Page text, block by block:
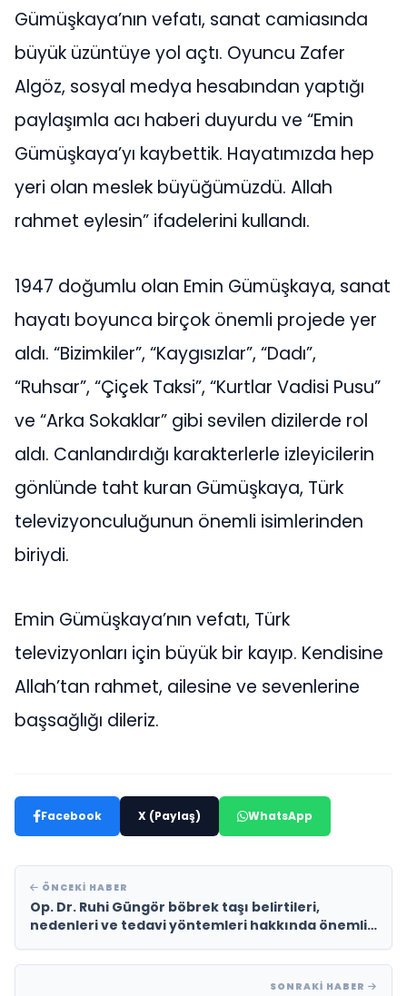
Gümüşkaya’nın vefatı, sanat camiasında
büyük üzüntüye yol açtı. Oyuncu Zafer
Algöz, sosyal medya hesabından yaptığı
paylaşımla acı haberi duyurdu ve “Emin
Gümüşkaya’yı kaybettik. Hayatımızda hep
yeri olan meslek büyüğümüzdü. Allah
rahmet eylesin” ifadelerini kullandı.
1947 doğumlu olan Emin Gümüşkaya, sanat
hayatı boyunca birçok önemli projede yer
aldı. “Bizimkiler”, “Kaygısızlar”, “Dadı”,
“Ruhsar”, “Çiçek Taksi”, “Kurtlar Vadisi Pusu”
ve “Arka Sokaklar” gibi sevilen dizilerde rol
aldı. Canlandırdığı karakterlerle izleyicilerin
gönlünde taht kuran Gümüşkaya, Türk
televizyonculuğunun önemli isimlerinden
biriydi.
Emin Gümüşkaya’nın vefatı, Türk
televizyonları için büyük bir kayıp. Kendisine
Allah’tan rahmet, ailesine ve sevenlerine
başsağlığı dileriz.
Facebook X (Paylaş) WhatsApp
ÖNCEKI HABER
Op. Dr. Ruhi Güngör böbrek taşı belirtileri,
nedenleri ve tedavi yöntemleri hakkında önemli
SONRAKI HABER